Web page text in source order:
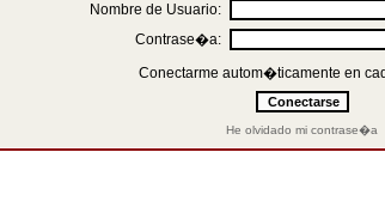
Nombre de Usuario:
Contrase�a:
Conectarme autom�ticamente en
He olvidado mi contrase�a